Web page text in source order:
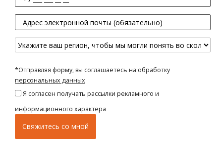
*Отправляя форму, вы соглашаетесь на обработку
персональных данных
Я согласен получать рассылки рекламного и
информационного характера